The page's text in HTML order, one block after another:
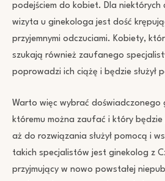
podejściem do kobiet. Dla niektórych
wizyta u ginekologa jest dość
przyjemnymi odczuciami. Kobiety,
szukają również zaufanego
poprowadzi ich ciążę i będzie służył
Warto więc wybrać doświadczonego
któremu można zaufać i który będzie
aż do rozwiązania służył pomocą i
takich specjalistów jest ginekolog z
przyjmujący w nowo powstałej